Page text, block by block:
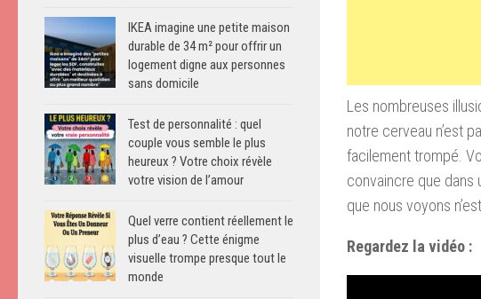
Les nombreuses
notre cerveau n’est
facilement trompé.
convaincre que dans
que nous voyons
Regardez la vidéo :
IKEA imagine une petite maison
durable de 34 m² pour offrir un
logement digne aux personnes
sans domicile
Test de personnalité : quel
couple vous semble le plus
heureux ? Votre choix révèle
votre vision de l’amour
Quel verre contient réellement le
plus d’eau ? Cette énigme
visuelle trompe presque tout le
monde